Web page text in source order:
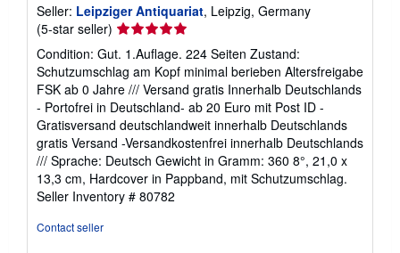
Seller: Leipziger Antiquariat, Leipzig, Germany
(5-star seller) Seller
rating
5
out
of
5
stars
Condition: Gut. 1.Auflage. 224 Seiten Zustand:
Schutzumschlag am Kopf minimal berieben Altersfreigabe
FSK ab 0 Jahre /// Versand gratis Innerhalb Deutschlands
- Portofrei in Deutschland- ab 20 Euro mit Post ID -
Gratisversand deutschlandweit innerhalb Deutschlands
gratis Versand -Versandkostenfrei innerhalb Deutschlands
/// Sprache: Deutsch Gewicht in Gramm: 360 8°, 21,0 x
13,3 cm, Hardcover in Pappband, mit Schutzumschlag.
Seller Inventory # 80782
Contact seller